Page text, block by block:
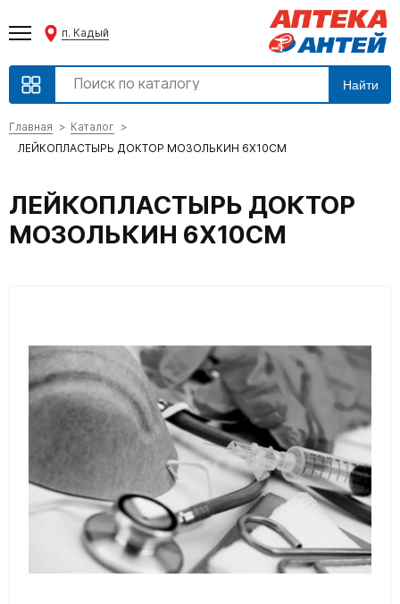
п. Кадый
Найти
Главная
Каталог
ЛЕЙКОПЛАСТЫРЬ ДОКТОР МОЗОЛЬКИН 6Х10СМ
ЛЕЙКОПЛАСТЫРЬ ДОКТОР
МОЗОЛЬКИН 6Х10СМ